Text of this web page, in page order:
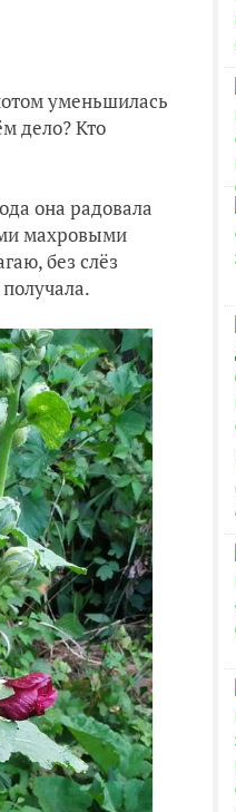
уменьшилась
дело? Кто
она радовала
махровыми
без слёз